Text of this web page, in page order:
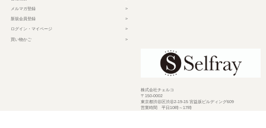
メルマガ登録
新規会員登録
ログイン・マイページ
買い物かご
株式会社チェルコ
〒150-0002
東京都渋谷区渋谷2-19-15 宮益坂ビルディング609
営業時間 平日10時～17時